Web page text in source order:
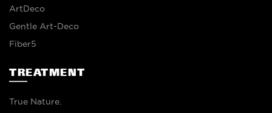
ArtDeco
Gentle Art-Deco
Fiber5
TREATMENT
True Nature.